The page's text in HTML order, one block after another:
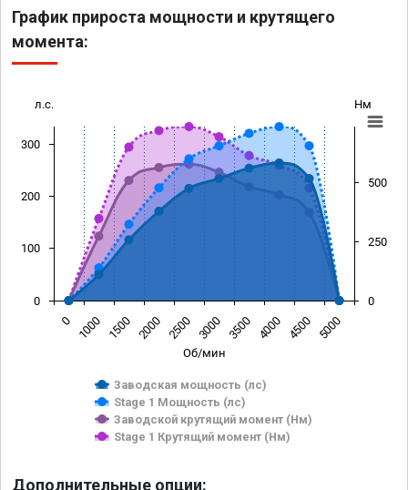
График прироста мощности и крутящего
момента:
Об/мин
л.с. Нм
Заводская мощность (лс)
Stage 1 Мощность (лс)
Заводской крутящий момент (Нм)
Stage 1 Крутящий момент (Нм)
0 1000 1500 2000 2500 3000 3500 4000 4500 5000
0
100
200
300
0
250
500
Дополнительные опции: